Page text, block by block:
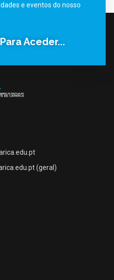
e eventos do nosso
Aceder...
(geral)